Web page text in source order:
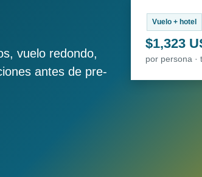
vuelo redondo,
antes de pre-
Vuelo + hotel
$1,323
por persona ·